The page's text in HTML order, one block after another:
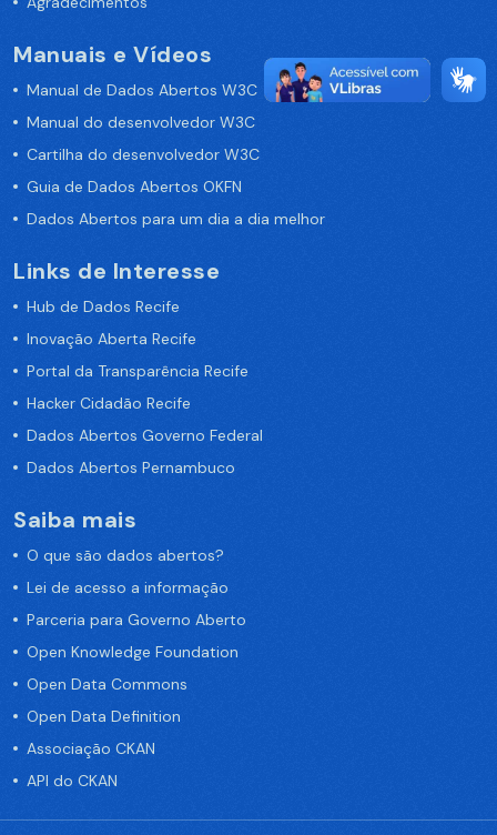
Manuais e Vídeos
Manual de Dados Abertos W3C
Manual do desenvolvedor W3C
Cartilha do desenvolvedor W3C
Guia de Dados Abertos OKFN
Dados Abertos para um dia a dia melhor
Links de Interesse
Hub de Dados Recife
Inovação Aberta Recife
Portal da Transparência Recife
Hacker Cidadão Recife
Dados Abertos Governo Federal
Dados Abertos Pernambuco
Saiba mais
O que são dados abertos?
Lei de acesso a informação
Parceria para Governo Aberto
Open Knowledge Foundation
Open Data Commons
Open Data Definition
Associação CKAN
API do CKAN